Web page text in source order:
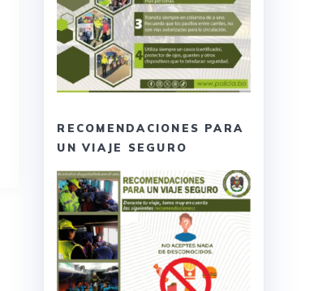
RECOMENDACIONES PARA
UN VIAJE SEGURO